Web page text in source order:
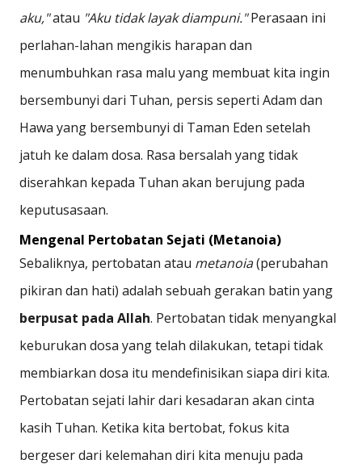
aku,"atau "Aku tidak layak diampuni."Perasaan ini
perlahan-lahan mengikis harapan dan
menumbuhkan rasa malu yang membuat kita ingin
bersembunyi dari Tuhan, persis seperti Adam dan
Hawa yang bersembunyi di Taman Eden setelah
jatuh ke dalam dosa. Rasa bersalah yang tidak
diserahkan kepada Tuhan akan berujung pada
keputusasaan.
Mengenal Pertobatan Sejati (Metanoia)
Sebaliknya, pertobatan atau metanoia(perubahan
pikiran dan hati) adalah sebuah gerakan batin yang
berpusat pada Allah. Pertobatan tidak menyangkal
keburukan dosa yang telah dilakukan, tetapi tidak
membiarkan dosa itu mendefinisikan siapa diri kita.
Pertobatan sejati lahir dari kesadaran akan cinta
kasih Tuhan. Ketika kita bertobat, fokus kita
bergeser dari kelemahan diri kita menuju pada